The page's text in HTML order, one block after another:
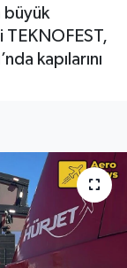
büyük
TEKNOFEST,
kapılarını